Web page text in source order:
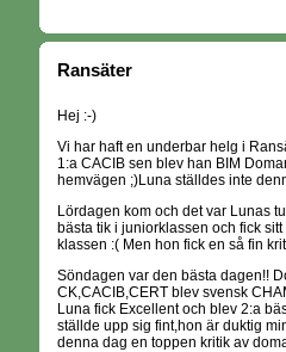
Ransäter
Hej :-)
Vi har haft en underbar helg i
1:a CACIB sen blev han BIM
hemvägen ;)Luna ställdes inte
Lördagen kom och det var Lunas
bästa tik i juniorklassen och fick
klassen :( Men hon fick en så fin
Söndagen var den bästa dagen!!
CK,CACIB,CERT blev svensk
Luna fick Excellent och blev 2:a
ställde upp sig fint,hon är duktig
denna dag en toppen kritik av